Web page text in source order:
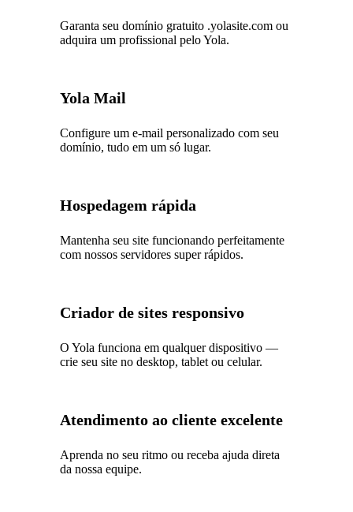
Garanta seu domínio gratuito .yolasite.com ou
adquira um profissional pelo Yola.
Yola Mail
Configure um e-mail personalizado com seu
domínio, tudo em um só lugar.
Hospedagem rápida
Mantenha seu site funcionando perfeitamente
com nossos servidores super rápidos.
Criador de sites responsivo
O Yola funciona em qualquer dispositivo —
crie seu site no desktop, tablet ou celular.
Atendimento ao cliente excelente
Aprenda no seu ritmo ou receba ajuda direta
da nossa equipe.